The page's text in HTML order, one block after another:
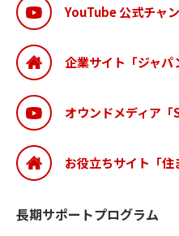
YouTube 公式チャ
企業サイト「ジャパ
オウンドメディア「
お役立ちサイト「住
長期サポートプログラム